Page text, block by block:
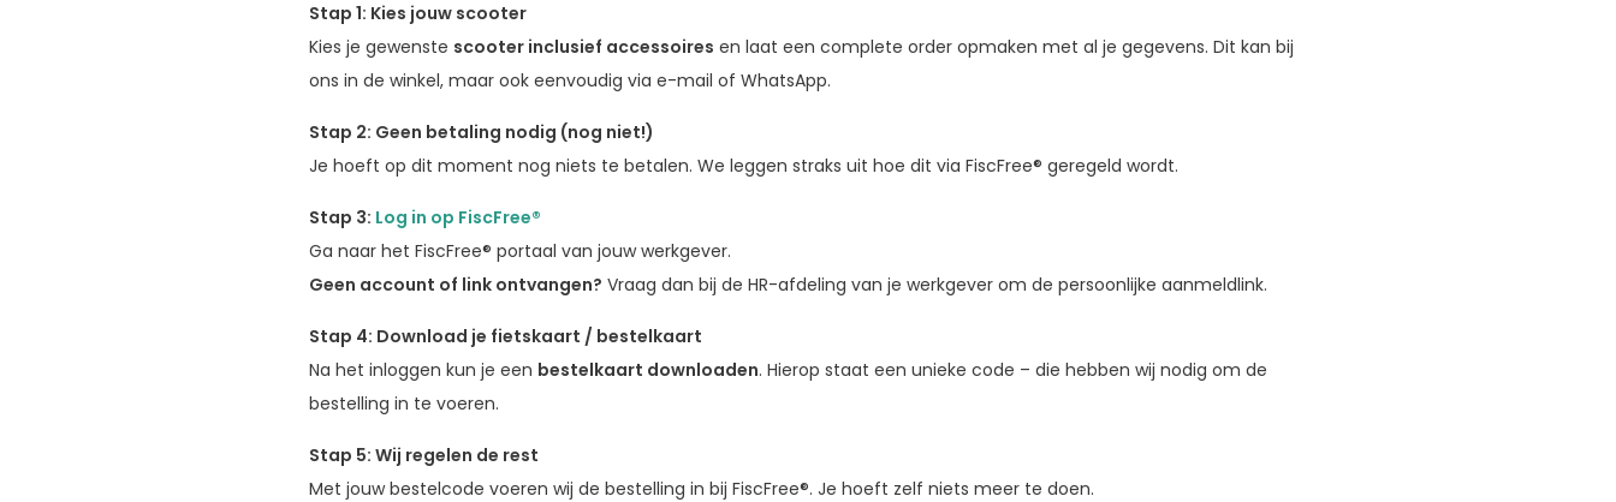
Stap 1: Kies jouw scooter
Kies je gewenste scooter inclusief accessoires en laat een complete order opmaken met al je gegevens. Dit kan bij
ons in de winkel, maar ook eenvoudig via e-mail of WhatsApp.
Stap 2: Geen betaling nodig (nog niet!)
Je hoeft op dit moment nog niets te betalen. We leggen straks uit hoe dit via FiscFree® geregeld wordt.
Stap 3: Log in op FiscFree®
Ga naar het FiscFree® portaal van jouw werkgever.
Geen account of link ontvangen? Vraag dan bij de HR-afdeling van je werkgever om de persoonlijke aanmeldlink.
Stap 4: Download je fietskaart / bestelkaart
Na het inloggen kun je een bestelkaart downloaden. Hierop staat een unieke code – die hebben wij nodig om de
bestelling in te voeren.
Stap 5: Wij regelen de rest
Met jouw bestelcode voeren wij de bestelling in bij FiscFree®. Je hoeft zelf niets meer te doen.